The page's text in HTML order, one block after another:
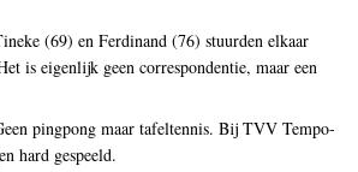
(69) en Ferdinand (76) stuurden elkaar
is eigenlijk geen correspondentie, maar een
pingpong maar tafeltennis. Bij TVV Tempo-
hard gespeeld.